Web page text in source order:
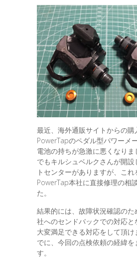
最近、海外通販サイトからの購
PowerTapのペダル型パワーメ
電池の持ちが急激に悪くなりま
でもキルシュベルクさんが開設
トセンターがありますが、これ
PowerTap本社に直接修理の相
た。
結果的には、故障状況確認のた
社へのセンドバックでの対応と
大変満足できる対応をして頂け
でに、今回の点検依頼の経緯を
す。